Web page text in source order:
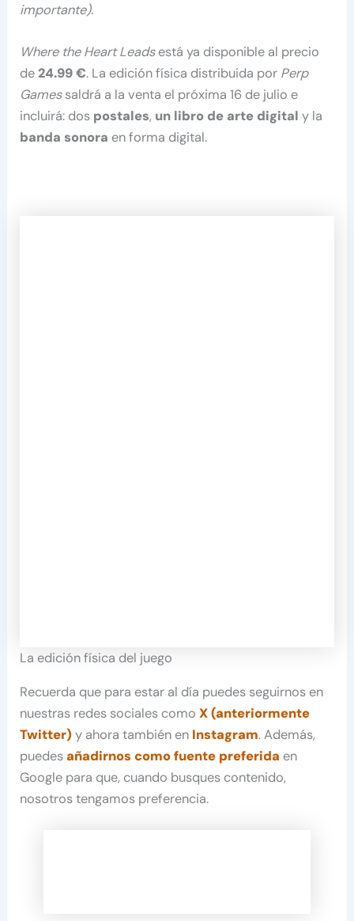
importante).
Where the Heart Leadsestá ya disponible al precio
de24.99 €. La edición física distribuida por Perp
Gamessaldrá a la venta el próxima 16 de julio e
incluirá: dos postales, un libro de arte digital y la
banda sonora en forma digital.
La edición física del juego
Recuerda que para estar al día puedes seguirnos en
nuestras redes sociales comoX (anteriormente
Twitter) y ahora también en Instagram. Además,
puedesañadirnos como fuente preferida en
Google para que, cuando busques contenido,
nosotros tengamos preferencia.